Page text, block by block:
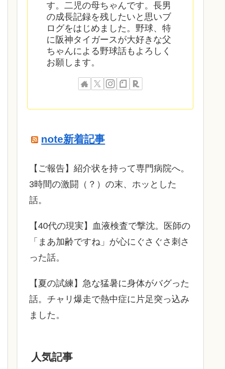
す。二児の母ちゃんです。長男
の成長記録を残したいと思いブ
ログをはじめました。野球、特
に阪神タイガースが大好きな父
ちゃんによる野球話もよろしく
お願します。
note新着記事
​【ご報告】紹介状を持って専門病院へ。
3時間の激闘（？）の末、ホッとした
話。
【40代の現実】血液検査で撃沈。医師の
「まあ加齢ですね」が心にぐさぐさ刺さ
った話。
【夏の試練】急な猛暑に身体がバグった
話。チャリ爆走で熱中症に片足突っ込み
ました。
人気記事